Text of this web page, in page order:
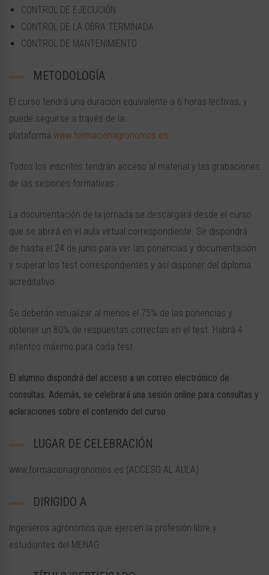
CONTROL DE EJECUCIÓN
CONTROL DE LA OBRA TERMINADA
CONTROL DE MANTENIMIENTO
METODOLOGÍA
El curso tendrá una duración equivalente a 6 horas lectivas, y
puede seguirse a través de la
plataforma www.formacionagronomos.es.
Todos los inscritos tendrán acceso al material y las grabaciones
de las sesiones formativas.
La documentación de la jornada se descargará desde el curso
que se abrirá en el aula virtual correspondiente. Se dispondrá
de hasta el 24 de junio para ver las ponencias y documentación
y superar los test correspondientes y así disponer del diploma
acreditativo.
Se deberán visualizar al menos el 75% de las ponencias y
obtener un 80% de respuestas correctas en el test. Habrá 4
intentos máximo para cada test.
El alumno dispondrá del acceso a un correo electrónico de
consultas. Además, se celebrará una sesión online para consultas y
aclaraciones sobre el contenido del curso.
LUGAR DE CELEBRACIÓN
www.formacionagronomos.es (ACCESO AL AULA)
DIRIGIDO A
Ingenieros agrónomos que ejercen la profesión libre y
estudiantes del MENAG